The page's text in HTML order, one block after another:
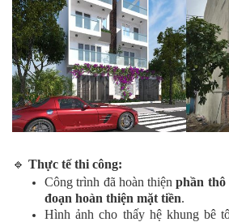
🔹 Thực tế thi công:
Công trình đã hoàn thiệnphần thô
đoạn hoàn thiện mặt tiền.
Hình ảnh cho thấy hệ khung bê